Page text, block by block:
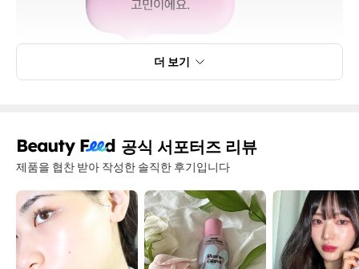
더 보기
공식 서포터즈 리뷰
제품을 협찬 받아 작성한 솔직한 후기입니다